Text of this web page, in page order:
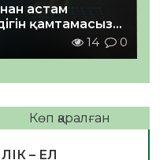
астам
қамтамасыз
14 0
Көп қаралған
– ЕЛ